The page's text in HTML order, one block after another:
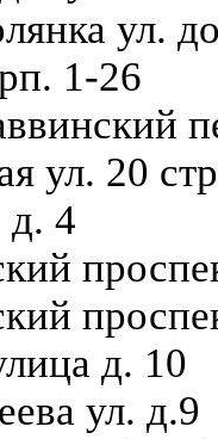
ул.
1-26
ул. 20
д. 4
д. 10
ул. д.9